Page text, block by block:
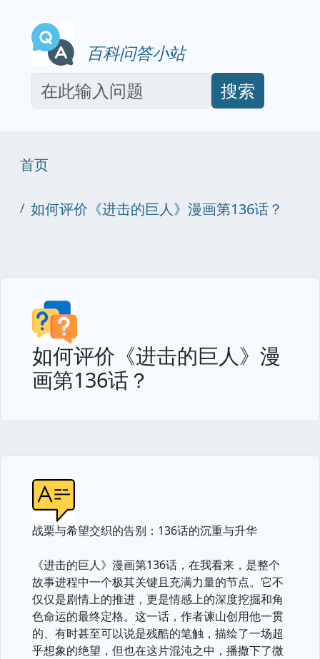
百科问答小站
搜索
首页
如何评价《进击的巨人》漫画第136话？
如何评价《进击的巨人》漫
画第136话？
战栗与希望交织的告别：136话的沉重与升华
《进击的巨人》漫画第136话，在我看来，是整个
故事进程中一个极其关键且充满力量的节点。它不
仅仅是剧情上的推进，更是情感上的深度挖掘和角
色命运的最终定格。这一话，作者谏山创用他一贯
的、有时甚至可以说是残酷的笔触，描绘了一场超
乎想象的绝望，但也在这片混沌之中，播撒下了微